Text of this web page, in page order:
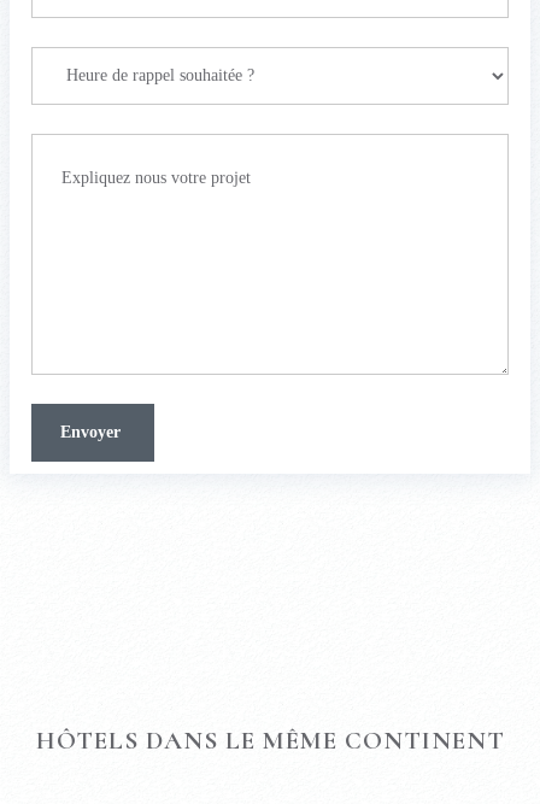
HÔTELS DANS LE MÊME CONTINENT